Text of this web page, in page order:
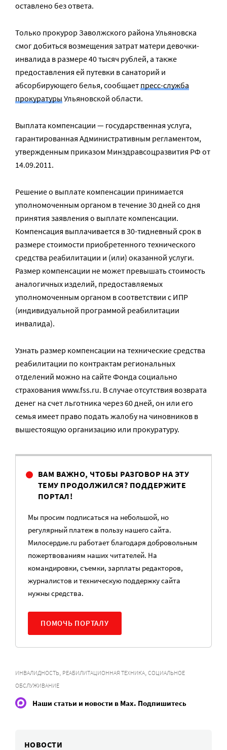
оставлено без ответа.
Только прокурор Заволжского района Ульяновска
смог добиться возмещения затрат матери девочки-
инвалида в размере 40 тысяч рублей, а также
предоставления ей путевки в санаторий и
абсорбирующего белья, сообщаетпресс-служба
прокуратурыУльяновской области.
Выплата компенсации — государственная услуга,
гарантированная Административным регламентом,
утвержденным приказом Минздравсоцразвития РФ от
14.09.2011.
Решение о выплате компенсации принимается
уполномоченным органом в течение 30 дней со дня
принятия заявления о выплате компенсации.
Компенсация выплачивается в 30-тидневный срок в
размере стоимости приобретенного технического
средства реабилитации и (или) оказанной услуги.
Размер компенсации не может превышать стоимость
аналогичных изделий, предоставляемых
уполномоченным органом в соответствии с ИПР
(индивидуальной программой реабилитации
инвалида).
Узнать размер компенсации на технические средства
реабилитации по контрактам региональных
отделений можно на сайте Фонда социально
страхования www.fss.ru. В случае отсутствия возврата
денег на счет льготника через 60 дней, он или его
семья имеет право подать жалобу на чиновников в
вышестоящую организацию или прокуратуру.
ВАМ ВАЖНО, ЧТОБЫ РАЗГОВОР НА ЭТУ
ТЕМУ ПРОДОЛЖИЛСЯ? ПОДДЕРЖИТЕ
ПОРТАЛ!
Мы просим подписаться на небольшой, но
регулярный платеж в пользу нашего сайта.
Милосердие.ru работает благодаря добровольным
пожертвованиям наших читателей. На
командировки, съемки, зарплаты редакторов,
журналистов и техническую поддержку сайта
нужны средства.
ПОМОЧЬ ПОРТАЛУ
ИНВАЛИДНОСТЬ, РЕАБИЛИТАЦИОННАЯ ТЕХНИКА, СОЦИАЛЬНОЕ
ОБСЛУЖИВАНИЕ
Наши статьи и новости в Max. Подпишитесь
НОВОСТИ